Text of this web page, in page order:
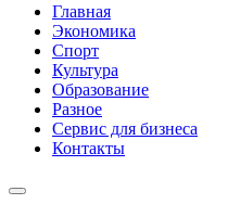
Главная
Экономика
Спорт
Культура
Образование
Разное
Сервис для бизнеса
Контакты